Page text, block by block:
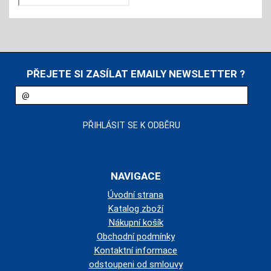
PŘEJETE SI ZASÍLAT EMAILY NEWSLETTER ?
NAVIGACE
Úvodní strana
Katalog zboží
Nákupní košík
Obchodní podmínky
Kontaktní informace
odstoupeni od smlouvy